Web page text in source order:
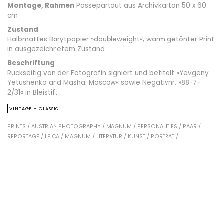
Montage, Rahmen Passepartout aus Archivkarton 50 x 60
cm
Zustand
Halbmattes Barytpapier »doubleweight«, warm getönter Print
in ausgezeichnetem Zustand
Beschriftung
Rückseitig von der Fotografin signiert und betitelt »Yevgeny
Yetushenko and Masha. Moscow« sowie Negativnr. »88-7-
2/31« in Bleistift
VINTAGE + CLASSIC
PRINTS / AUSTRIAN PHOTOGRAPHY / MAGNUM / PERSONALITIES / PAAR /
REPORTAGE / LEICA / MAGNUM / LITERATUR / KUNST / PORTRÄT /